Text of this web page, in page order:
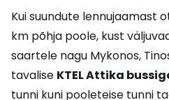
Kui suundute lennujaamast
km põhja poole, kust
saartele nagu Mykonos,
tavalise KTEL Attika
tunni kuni pooleteise tunni